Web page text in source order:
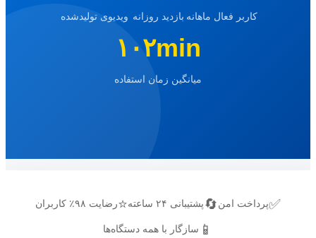
کاربر فعال ماهانه بازدید روزانه ویدیوی تولیدشده
۱۰۲min
میانگین زمان استفاده
✅پرداخت امن🔄پشتیبانی ۲۴ ساعته ⭐رضایت ۹۸٪ کاربران
📱 سازگار با همه دستگاه‌ها